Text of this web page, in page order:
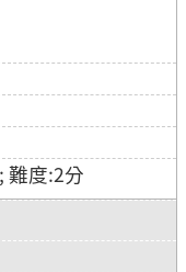
難度:2分